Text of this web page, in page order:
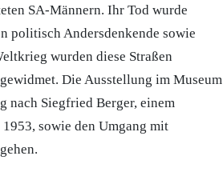
SA-Männern. Ihr Tod wurde
politisch Andersdenkende sowie
wurden diese Straßen
Die Ausstellung im Museum
nach Siegfried Berger, einem
sowie den Umgang mit